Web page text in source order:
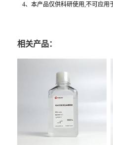
4、本产品仅供科研使用,不可应用
相关产品：